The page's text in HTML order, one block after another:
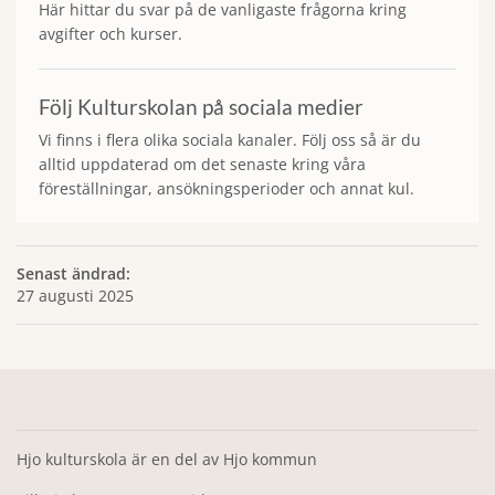
Här hittar du svar på de vanligaste frågorna kring
avgifter och kurser.
Följ Kulturskolan på sociala medier
Vi finns i flera olika sociala kanaler. Följ oss så är du
alltid uppdaterad om det senaste kring våra
föreställningar, ansökningsperioder och annat kul.
Senast ändrad:
27 augusti 2025
Hjo kulturskola är en del av Hjo kommun